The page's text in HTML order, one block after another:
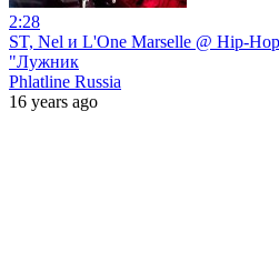
2:28
ST, Nel и L'One Marselle @ Hip-
"Лужник
Phlatline Russia
16 years ago